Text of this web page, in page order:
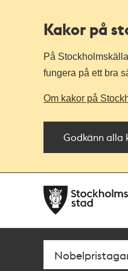
Kakor på
På
fungera på ett bra
Om kakor på
Godkänn alla
navigationen
huvudinnehållet
Sök